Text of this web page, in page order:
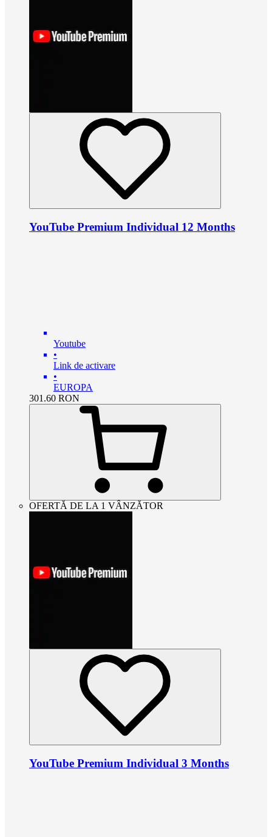
YouTube Premium Individual 12 Months
Youtube
•
Link de activare
•
EUROPA
301.60 RON
OFERTĂ DE LA 1 VÂNZĂTOR
YouTube Premium Individual 3 Months